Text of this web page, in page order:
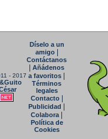
- 2017
Díselo a un
amigo|
Contáctanos
Añádenos
a favoritos
Términos
legales
Contacto|
Publicidad
Colabora|
Política de
Cookies